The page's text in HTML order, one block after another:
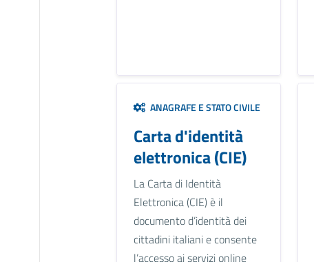
ANAGRAFE E STATO CIVILE
Carta d'identità
elettronica (CIE)
La Carta di Identità
Elettronica (CIE) è il
documento d’identità dei
cittadini italiani e consente
l’accesso ai servizi online